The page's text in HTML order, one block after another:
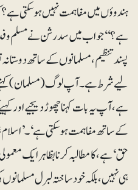
ہندوؤں میں مفاہمت نہیں ہوسکتی ہے؟
ہے؟‘‘ جواب میں سدرشن نے مسلم
پسند تنظیم، مسلمانوں کے ساتھ
لیے شرط ہے۔ آپ لوگ(مسلمان)کہتے
ہے، آپ یہ بات کہنا چھوڑ دیجیے اور
کے ساتھ مفاہمت ہوسکتی ہے‘۔
حق‘ ہے، کا مطالبہ کرنا بظاہر ایک
ہی نہیں ، بلکہ خود ساختہ لبرل